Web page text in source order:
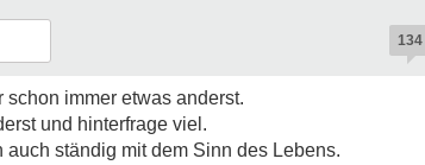
134
immer etwas anderst.
und hinterfrage viel.
ständig mit dem Sinn des Lebens.